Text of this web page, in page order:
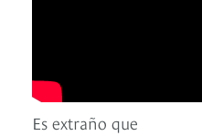
Es extraño que